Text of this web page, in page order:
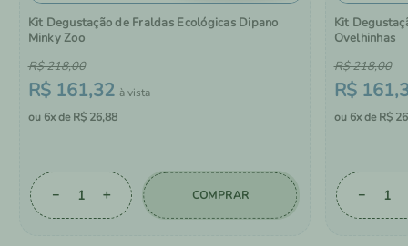
Kit Degustação de Fraldas Ecológicas Dipano
Minky Zoo
R$ 161,32
R$218,00
6 R$ 26,88
＋
－ COMPRAR
Kit
Ovelhinhas
R$ 161,
R$218,00
6 R$ 26
－